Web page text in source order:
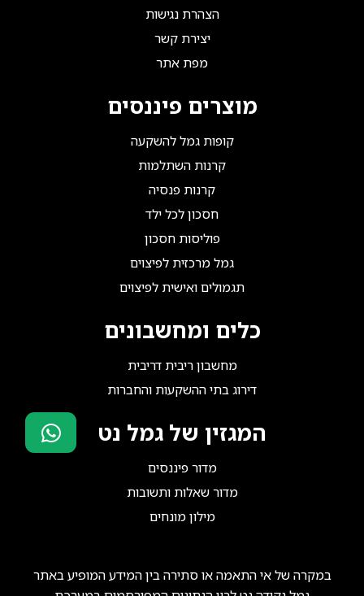
הצהרת נגישות
יצירת קשר
מפת אתר
מוצרים פיננסים
קופות גמל להשקעה
קרנות השתלמות
קרנות פנסיה
חסכון לכל ילד
פוליסות חסכון
גמל מרכזית לפיצוים
תגמולים ואישית לפיצוים
כלים ומחשבונים
מחשבון ריבית דריבית
דירוג בתי ההשקעות והחברות
המגזין של גמל נט
מדור פיננסים
מדור שאלות ותשובות
מילון מונחים
במקרה של אי התאמה או סתירה בין המידע המופיע באתר